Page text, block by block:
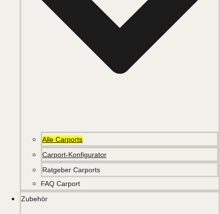
Alle Carports
Carport-Konfigurator
Ratgeber Carports
FAQ Carport
Zubehör